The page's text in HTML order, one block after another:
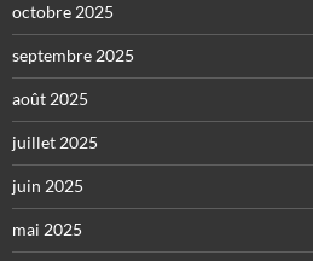
octobre 2025
septembre 2025
août 2025
juillet 2025
juin 2025
mai 2025